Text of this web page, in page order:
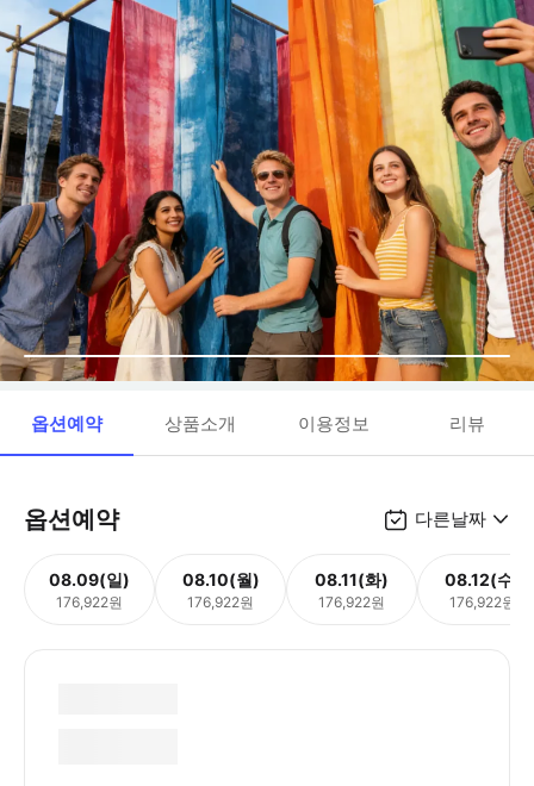
옵션예약 상품소개 이용정보 리뷰
옵션예약 다른날짜
08.09(일)
176,922원
08.10(월)
176,922원
08.11(화)
176,922원
08.12(수)
176,922원